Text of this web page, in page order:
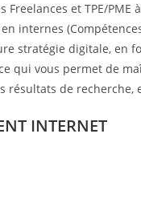
Freelances et TPE/PME
internes
stratégie digitale, en
qui vous permet de
résultats de
INTERNET